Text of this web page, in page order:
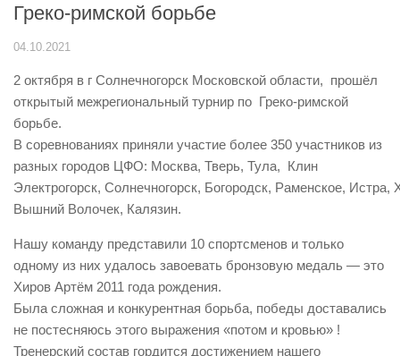
Греко-римской борьбе
04.10.2021
2 октября в г Солнечногорск Московской области, прошёл
открытый межрегиональный турнир по Греко-римской
борьбе.
В соревнованиях приняли участие более 350 участников из
разных городов ЦФО: Москва, Тверь, Тула, Клин
Электрогорск, Солнечногорск, Богородск, Раменское,
Вышний Волочек, Калязин.
Нашу команду представили 10 спортсменов и только
одному из них удалось завоевать бронзовую медаль — это
Хиров Артём 2011 года рождения.
Была сложная и конкурентная борьба, победы доставались
не постесняюсь этого выражения «потом и кровью» !
Тренерский состав гордится достижением нашего